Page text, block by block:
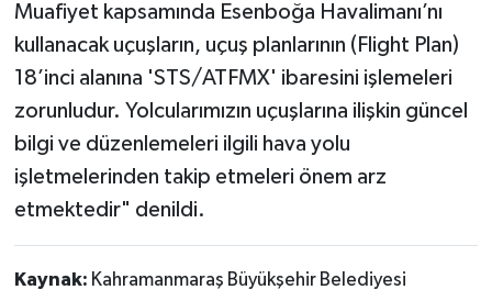
Muafiyet kapsamında Esenboğa Havalimanı’nı
kullanacak uçuşların, uçuş planlarının (Flight Plan)
18’inci alanına 'STS/ATFMX' ibaresini işlemeleri
zorunludur. Yolcularımızın uçuşlarına ilişkin güncel
bilgi ve düzenlemeleri ilgili hava yolu
işletmelerinden takip etmeleri önem arz
etmektedir" denildi.
Kaynak: Kahramanmaraş Büyükşehir Belediyesi